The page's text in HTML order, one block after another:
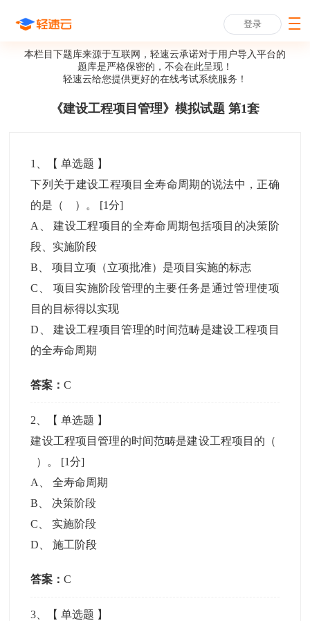
登录
本栏目下题库来源于互联网，轻速云承诺对于用户导入平台的
题库是严格保密的，不会在此呈现！
轻速云给您提供更好的在线考试系统服务！
《建设工程项目管理》模拟试题 第1套
1 、【单选题 】
下列关于建设工程项目全寿命周期的说法中，正确
的是（ ）。 [1分]
A
、建设工程项目的全寿命周期包括项目的决策阶
段、实施阶段
B 、项目立项（立项批准）是项目实施的标志
C
项目实施阶段管理的主要任务是通过管理使项
目的目标得以实现
D 、建设工程项目管理的时间范畴是建设工程项目
的全寿命周期
答案：C
2 、【单选题 】
建设工程项目管理的时间范畴是建设工程项目的（
）。 [1分]
A
、全寿命周期
B
决策阶段
C
实施阶段
D 、施工阶段
答案：C
3 、【单选题 】